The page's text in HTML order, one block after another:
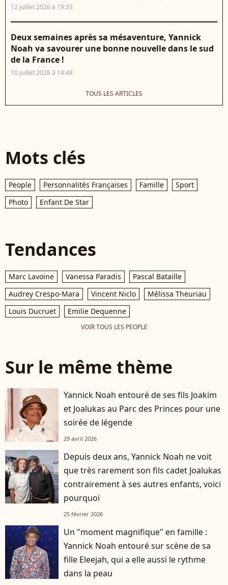
12 juillet 2026 à 19:33
Deux semaines après sa mésaventure, Yannick
Noah va savourer une bonne nouvelle dans le sud
de la France !
10 juillet 2026 à 14:48
TOUS LES ARTICLES
Mots clés
People Personnalités Françaises Famille
Sport
Photo
Enfant De Star
Tendances
Marc Lavoine Vanessa Paradis
Pascal Bataille
Audrey Crespo-Mara
Vincent Niclo
Mélissa Theuriau
Louis Ducruet
Emilie Dequenne
VOIR TOUS LES PEOPLE
Sur le même thème
Yannick Noah entouré de ses fils Joakim
et Joalukas au Parc des Princes pour une
soirée de légende
29 avril 2026
Depuis deux ans, Yannick Noah ne voit
que très rarement son fils cadet Joalukas
contrairement à ses autres enfants, voici
pourquoi
25 février 2026
Un "moment magnifique" en famille :
Yannick Noah entouré sur scène de sa
fille Eleejah, qui a elle aussi le rythme
dans la peau